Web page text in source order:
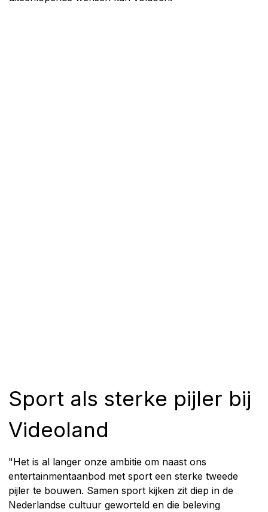
Sport als sterke pijler bij
Videoland
"Het is al langer onze ambitie om naast ons
entertainmentaanbod met sport een sterke tweede
pijler te bouwen. Samen sport kijken zit diep in de
Nederlandse cultuur geworteld en die beleving